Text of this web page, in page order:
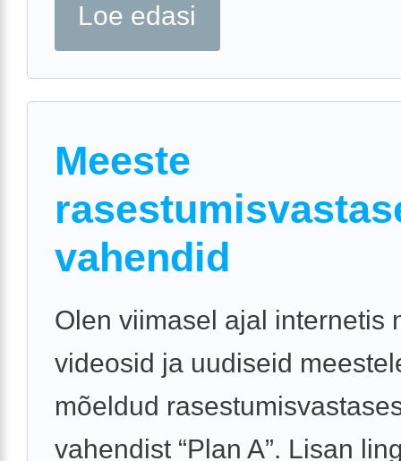
Loe edasi
Meeste
vahendid
Olen viimasel ajal internetis
videosid ja uudiseid
mõeldud
vahendist “Plan A”. Lisan